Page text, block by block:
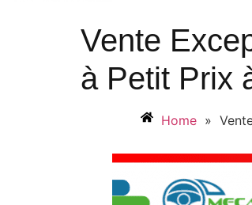
Vente
à Petit Prix
Home »